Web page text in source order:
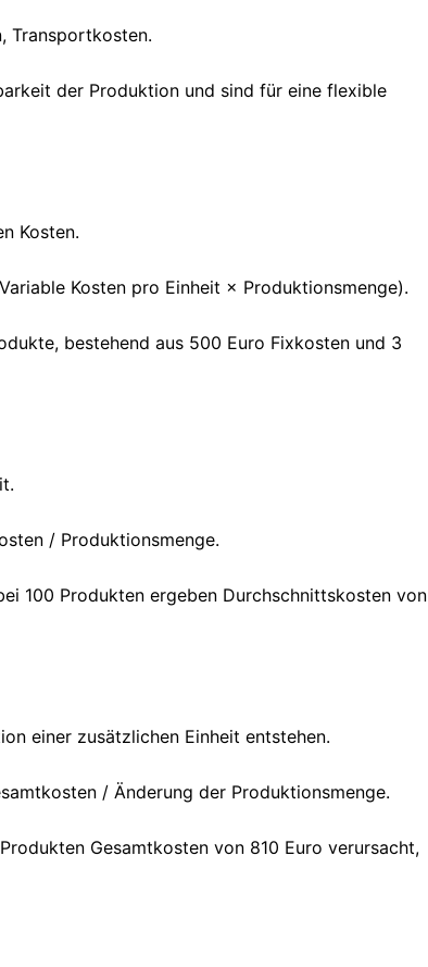
Transportkosten.
der Produktion und sind für eine flexible
Kosten.
Kosten pro Einheit × Produktionsmenge).
bestehend aus 500 Euro Fixkosten und 3
/ Produktionsmenge.
100 Produkten ergeben Durchschnittskosten von
einer zusätzlichen Einheit entstehen.
/ Änderung der Produktionsmenge.
Gesamtkosten von 810 Euro verursacht,